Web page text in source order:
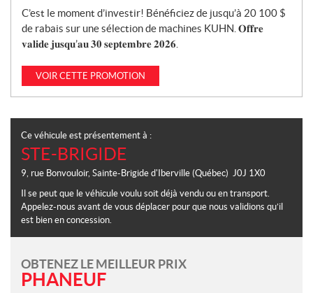
C’est le moment d’investir! Bénéficiez de jusqu’à 20 100 $
de rabais sur une sélection de machines KUHN. 𝐎𝐟𝐟𝐫𝐞
𝐯𝐚𝐥𝐢𝐝𝐞 𝐣𝐮𝐬𝐪𝐮’𝐚𝐮 𝟑𝟎 𝐬𝐞𝐩𝐭𝐞𝐦𝐛𝐫𝐞 𝟐𝟎𝟐𝟔.
VOIR CETTE PROMOTION
Ce véhicule est présentement à :
STE-BRIGIDE
9, rue Bonvouloir, Sainte-Brigide d'Iberville (Québec) J0J 1X0
Il se peut que le véhicule voulu soit déjà vendu ou en transport.
Appelez-nous avant de vous déplacer pour que nous validions qu’il
est bien en concession.
OBTENEZ LE MEILLEUR PRIX
PHANEUF